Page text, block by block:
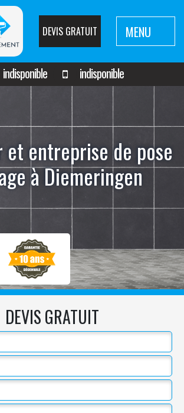
DEVIS GRATUIT MENU
indisponible indisponible
entreprise de pose
à Diemeringen
DEVIS GRATUIT